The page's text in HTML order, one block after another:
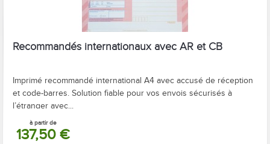
Recommandés internationaux avec AR et CB
Imprimé recommandé international A4 avec accusé de réception
et code-barres. Solution fiable pour vos envois sécurisés à
l’étranger avec...
à partir de
137,50 €